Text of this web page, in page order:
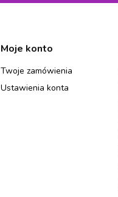
Moje konto
Twoje zamówienia
Ustawienia konta